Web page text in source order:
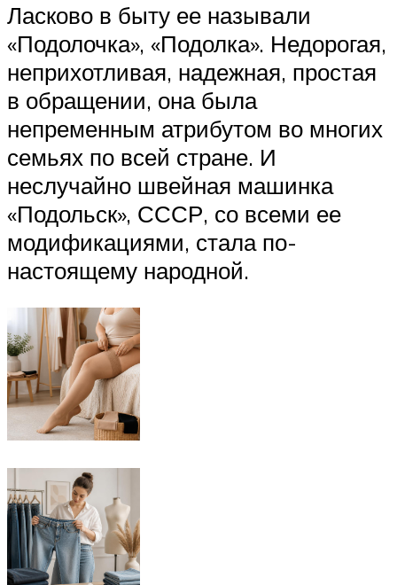
Ласково в быту ее называли
«Подолочка», «Подолка». Недорогая,
неприхотливая, надежная, простая
в обращении, она была
непременным атрибутом во многих
семьях по всей стране. И
неслучайно швейная машинка
«Подольск», СССР, со всеми ее
модификациями, стала по-
настоящему народной.